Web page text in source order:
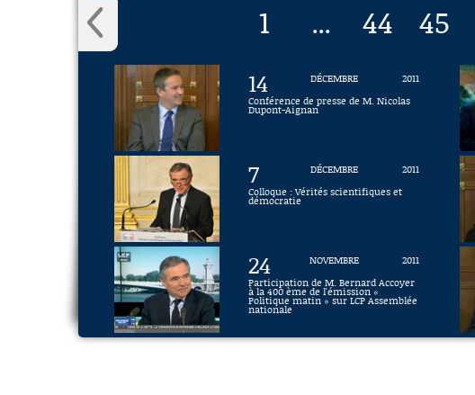
1 ... 44 45
14 DÉCEMBRE
2011
Conférence de presse de M. Nicolas
Dupont-Aignan
7 DÉCEMBRE
2011
Colloque : Vérités scientifiques et
démocratie
24 NOVEMBRE
2011
Participation de M. Bernard Accoyer
à la 400 ème de l'émission «
Politique matin » sur LCP Assemblée
nationale